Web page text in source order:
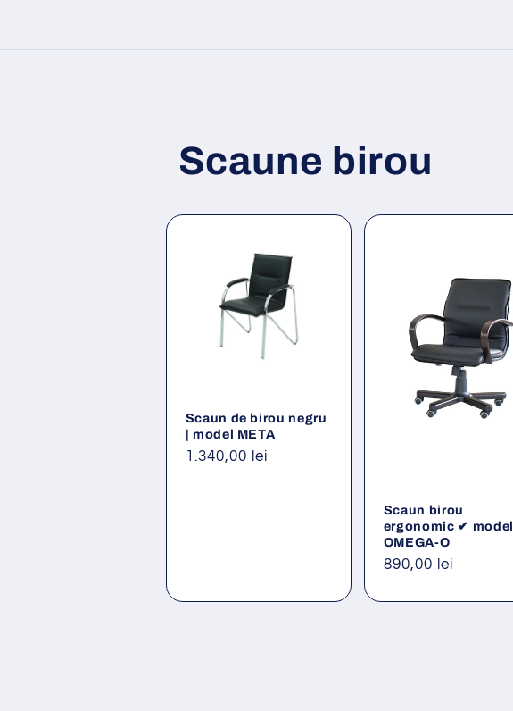
Scaune birou
Scaun de birou negru
| model META
Preț
1.340,00 lei
Scaun birou
ergonomic ✔ model
OMEGA-O
Preț
890,00 lei